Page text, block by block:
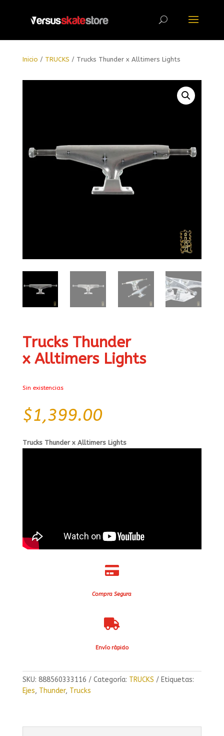
Inicio / TRUCKS / Trucks Thunder x Alltimers Lights
Trucks Thunder
x Alltimers Lights
Sin existencias
$1,399.00
Trucks Thunder x Alltimers Lights

Compra Segura

Envío rápido
SKU: 888560333116 Categoría: TRUCKS
Etiquetas:
Ejes, Thunder, Trucks